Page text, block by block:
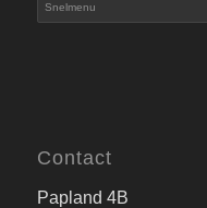
Contact
Papland 4B